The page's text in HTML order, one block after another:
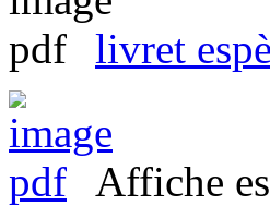
livret
Affiche